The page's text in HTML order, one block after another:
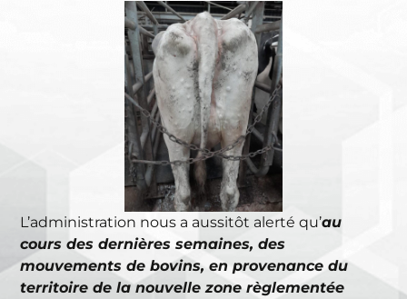
L’administration nous a aussitôt alerté qu’au
cours des dernières semaines, des
mouvements de bovins, en provenance du
territoire de la nouvelle zone règlementée